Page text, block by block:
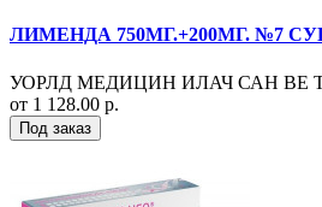
ЛИМЕНДА 750МГ.+200МГ. №7
УОРЛД МЕДИЦИН ИЛАЧ САН ВЕ
от 1 128.00 р.
Под заказ